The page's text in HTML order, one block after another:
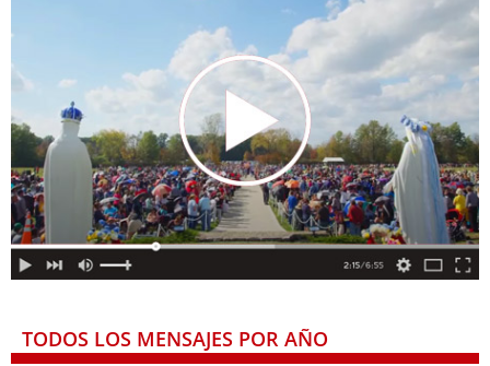
TODOS LOS MENSAJES POR AÑO